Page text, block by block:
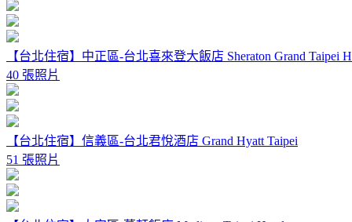
【台北住宿】中正區-台北喜來登大飯店 Sheraton Grand Taipei
40 張照片
【台北住宿】信義區-台北君悅酒店 Grand Hyatt Taipei
51 張照片